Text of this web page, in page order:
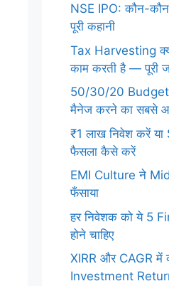
NSE IPO: कौन-
पूरी कहानी
Tax Harvesting
काम करती है — पूरी
50/30/20 Budget
मैनेज करने का सबसे
₹1 लाख निवेश करें
फैसला कैसे करें
EMI Culture ने
फँसाया
हर निवेशक को ये 5
होने चाहिए
XIRR और CAGR में
Investment